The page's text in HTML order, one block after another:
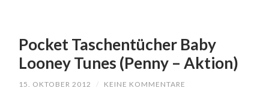
Pocket Taschentücher Baby
Looney Tunes (Penny – Aktion)
15. OKTOBER 2012 / KEINE KOMMENTARE